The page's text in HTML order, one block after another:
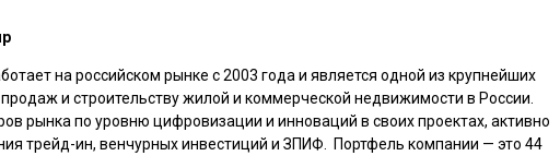
на российском рынке с 2003 года и является одной из крупнейших
и строительству жилой и коммерческой недвижимости в России.
рынка по уровню цифровизации и инноваций в своих проектах, активно
трейд-ин, венчурных инвестиций и ЗПИФ. Портфель компании — это 44